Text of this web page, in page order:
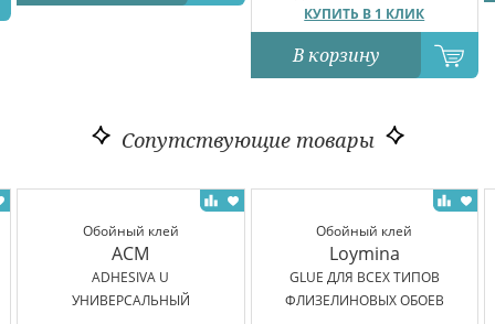
КУПИТЬ В 1 КЛИК
В корзину
Сопутствующие товары
Обойный клей
ACM
ADHESIVA U
УНИВЕРСАЛЬНЫЙ
Обойный клей
Loymina
GLUE ДЛЯ ВСЕХ ТИПОВ
ФЛИЗЕЛИНОВЫХ ОБОЕВ